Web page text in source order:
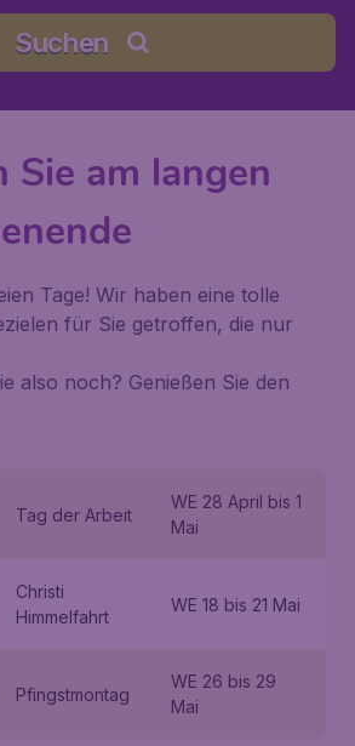
Suchen
Sie am langen
Tage! Wir haben eine tolle
für Sie getroffen, die nur
also noch? Genießen Sie den
Tag der Arbeit
WE 28 April bis 1
Mai
Christi
Himmelfahrt
WE 18 bis 21 Mai
Pfingstmontag
WE 26 bis 29
Mai